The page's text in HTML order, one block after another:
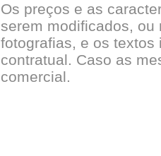
Os preços e as
serem modificados, ou
fotografias, e os
contratual. Caso as
comercial.